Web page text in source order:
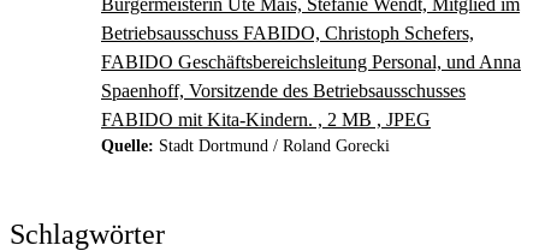
Betriebsausschuss FABIDO, Christoph Schefers,
FABIDO Geschäftsbereichsleitung Personal, und Anna
Spaenhoff, Vorsitzende des Betriebsausschusses
FABIDO mit Kita-Kindern. , 2 MB , JPEG
Quelle: Stadt Dortmund / Roland Gorecki
Schlagwörter